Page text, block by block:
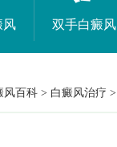
风 双手白癜风
风百科 > 白癜风治疗 >